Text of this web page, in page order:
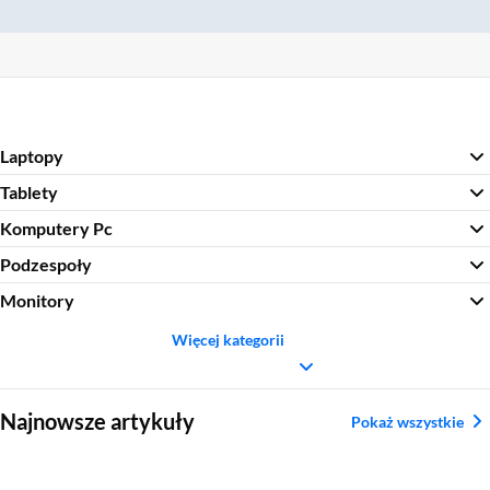
Laptopy
Tablety
Komputery Pc
Podzespoły
Monitory
Więcej kategorii
Najnowsze artykuły Pokaż wszystkie